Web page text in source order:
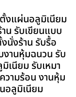
งแผ่นอลูมิเนียม
น รับเขียนแบบ
นั่งร้าน รับรื้อ
งานหุ้มฉนวน รับ
นียม รับเหมา
ามร้อน งานหุ้ม
อลูมิเนียม